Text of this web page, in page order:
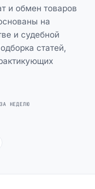
и обмен товаров
на
и судебной
статей,
ЗА НЕДЕЛЮ